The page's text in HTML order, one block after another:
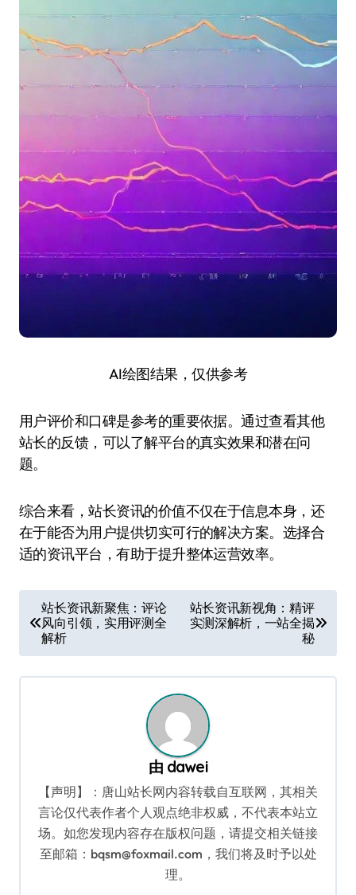
AI绘图结果，仅供参考
用户评价和口碑是参考的重要依据。通过查看其他
站长的反馈，可以了解平台的真实效果和潜在问
题。
综合来看，站长资讯的价值不仅在于信息本身，还
在于能否为用户提供切实可行的解决方案。选择合
适的资讯平台，有助于提升整体运营效率。
章
导
航
站长资讯新聚焦：评论
风向引领，实用评测全
解析
站长资讯新视角：精评
实测深解析，一站全揭
秘
由 dawei
【声明】：唐山站长网内容转载自互联网，其相关
言论仅代表作者个人观点绝非权威，不代表本站立
场。如您发现内容存在版权问题，请提交相关链接
至邮箱：bqsm@foxmail.com，我们将及时予以处
理。